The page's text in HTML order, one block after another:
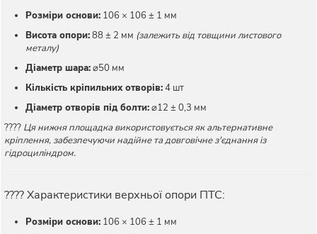
Розміри основи: 106 × 106 ± 1 мм
Висота опори:88 ± 2 мм (залежить від товщини листового
металу)
Діаметр шара:⌀50 мм
Кількість кріпильних отворів:4 шт
Діаметр отворів під болти:⌀12 ± 0,3 мм
???? Ця нижня площадка використовується як альтернативне
кріплення, забезпечуючи надійне та довговічне з'єднання із
гідроциліндром.
???? Характеристики верхньої опори ПТС:
Розміри основи: 106 × 106 ± 1 мм